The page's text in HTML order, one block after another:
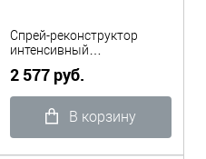
Спрей-реконструктор
интенсивный
внутренней структуры
волос 200 мл Lamino-K
2 577 руб.
В корзину